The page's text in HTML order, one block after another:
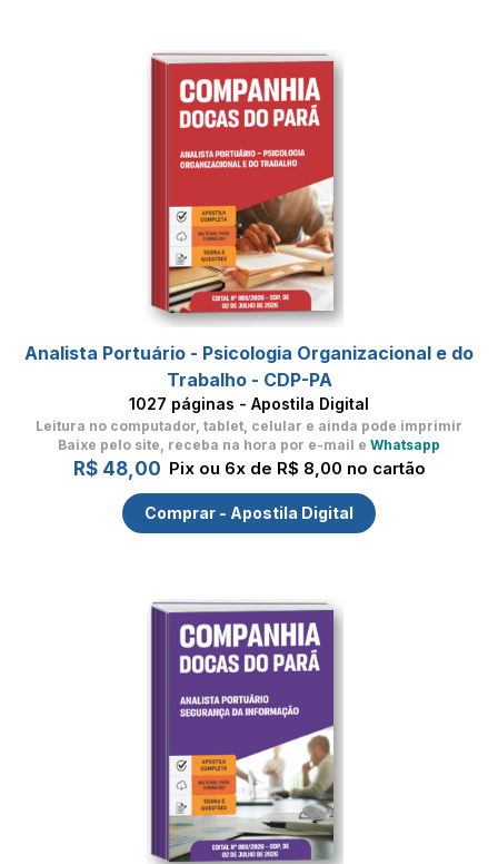
Analista Portuário - Psicologia Organizacional e do
Trabalho - CDP-PA
1027 páginas - Apostila Digital
Leitura no computador, tablet, celular e ainda pode imprimir
Baixe pelo site, receba na hora por e-mail e Whatsapp
R$ 48,00 Pix ou 6x de R$ 8,00 no cartão
Comprar - Apostila Digital